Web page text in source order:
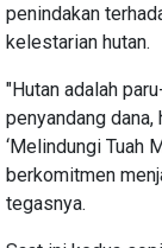
penindakan
kelestarian hutan.
"Hutan adalah
penyandang
‘Melindungi Tuah
berkomitmen
tegasnya.